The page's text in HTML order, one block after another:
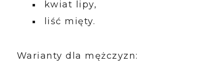
kwiat lipy,
liść mięty.
Warianty dla mężczyzn: